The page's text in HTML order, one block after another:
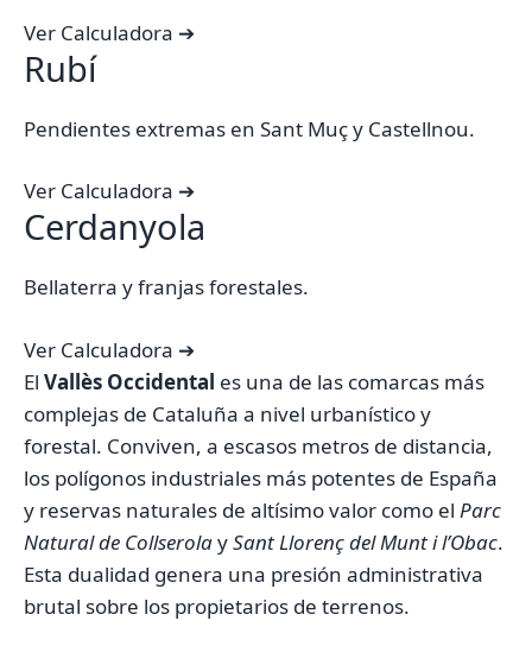
Ver Calculadora ➔
Rubí
Pendientes extremas en Sant Muç y Castellnou.
Ver Calculadora ➔
Cerdanyola
Bellaterra y franjas forestales.
Ver Calculadora ➔
El Vallès Occidental es una de las comarcas más
complejas de Cataluña a nivel urbanístico y
forestal. Conviven, a escasos metros de distancia,
los polígonos industriales más potentes de España
y reservas naturales de altísimo valor como el Parc
Natural de CollserolaySant Llorenç del Munt i l’Obac.
Esta dualidad genera una presión administrativa
brutal sobre los propietarios de terrenos.